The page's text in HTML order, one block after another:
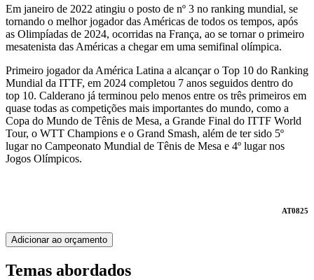
Em janeiro de 2022 atingiu o posto de nº 3 no ranking mundial, se
tornando o melhor jogador das Américas de todos os tempos, após
as Olimpíadas de 2024, ocorridas na França, ao se tornar o primeiro
mesatenista das Américas a chegar em uma semifinal olímpica.
Primeiro jogador da América Latina a alcançar o Top 10 do Ranking
Mundial da ITTF, em 2024 completou 7 anos seguidos dentro do
top 10. Calderano já terminou pelo menos entre os três primeiros em
quase todas as competições mais importantes do mundo, como a
Copa do Mundo de Tênis de Mesa, a Grande Final do ITTF World
Tour, o WTT Champions e o Grand Smash, além de ter sido 5º
lugar no Campeonato Mundial de Tênis de Mesa e 4º lugar nos
Jogos Olímpicos.
AT0825
Adicionar ao orçamento
Temas abordados